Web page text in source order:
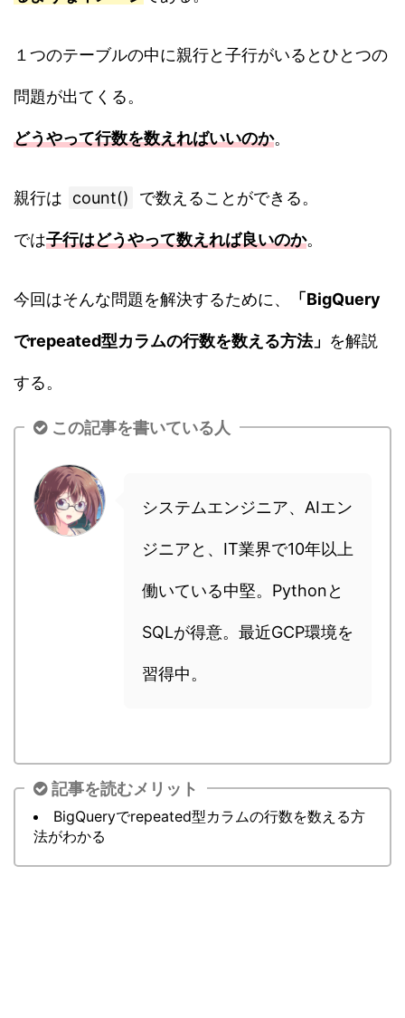
１つのテーブルの中に親行と子行がいるとひとつの
問題が出てくる。
どうやって行数を数えればいいのか。
親行は count() で数えることができる。
では子行はどうやって数えれば良いのか。
今回はそんな問題を解決するために、 「BigQuery
でrepeated型カラムの行数を数える方法」 を解説
する。
この記事を書いている人
システムエンジニア、AIエン
ジニアと、IT業界で10年以上
働いている中堅。Pythonと
SQLが得意。最近GCP環境を
習得中。
記事を読むメリット
BigQueryでrepeated型カラムの行数を数える方
法がわかる